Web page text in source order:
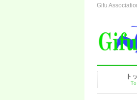
Gifu
ト